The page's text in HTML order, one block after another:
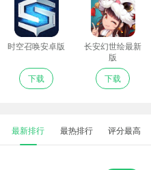
时空召唤安卓版
下载
长安幻世绘最新
版
下载
最新排行 最热排行 评分最高